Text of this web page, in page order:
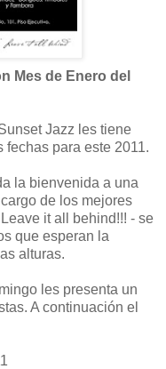
Mes de Enero del
Jazz les tiene
para este 2011.
la bienvenida a una
de los mejores
it all behind!!! - se
que esperan la
alturas.
les presenta un
A continuación el